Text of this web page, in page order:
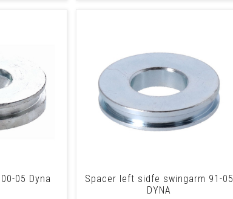
05 Dyna
Spacer left sidfe swingarm 91-05
DYNA